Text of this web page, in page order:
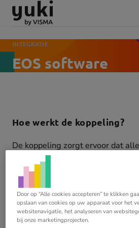
Direct
naar
content
Direct
naar
footer
Ga
naar
homepage
EOS software
INTEGRATIE
Hoe werkt de koppeling?
De koppeling zorgt ervoor dat
alle verkoopfacturen automatisch
weggeschreven in Yuki. Dit
de boekhouding’.
Door op “Alle cookies accepteren” te klikken
opslaan van cookies op uw apparaat voor het
websitenavigatie, het analyseren van
bij onze marketingprojecten.